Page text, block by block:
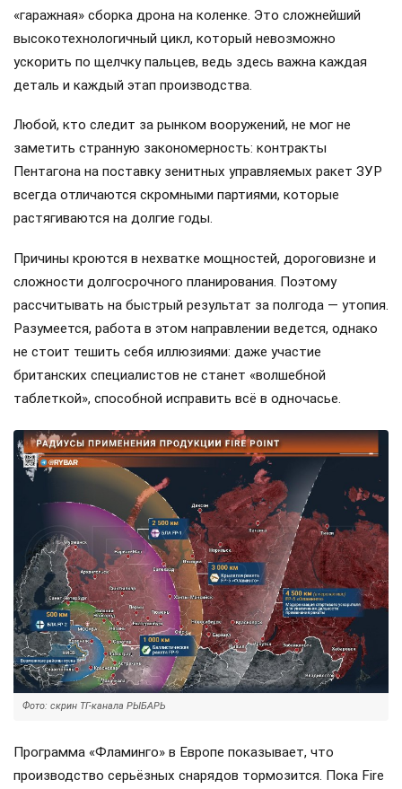
«гаражная» сборка дрона на коленке. Это сложнейший
высокотехнологичный цикл, который невозможно
ускорить по щелчку пальцев, ведь здесь важна каждая
деталь и каждый этап производства.
Любой, кто следит за рынком вооружений, не мог не
заметить странную закономерность: контракты
Пентагона на поставку зенитных управляемых ракет ЗУР
всегда отличаются скромными партиями, которые
растягиваются на долгие годы.
Причины кроются в нехватке мощностей, дороговизне и
сложности долгосрочного планирования. Поэтому
рассчитывать на быстрый результат за полгода — утопия.
Разумеется, работа в этом направлении ведется, однако
не стоит тешить себя иллюзиями: даже участие
британских специалистов не станет «волшебной
таблеткой», способной исправить всё в одночасье.
Фото: скрин ТГ-канала РЫБАРЬ
Программа «Фламинго» в Европе показывает, что
производство серьёзных снарядов тормозится. Пока Fire